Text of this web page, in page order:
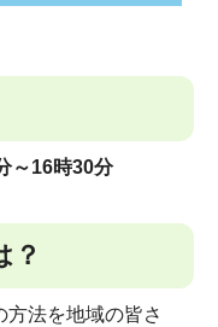
～16時30分
？
法を地域の皆さ